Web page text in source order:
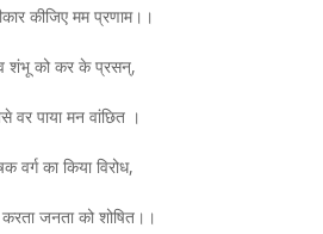
कीजिए मम प्रणाम।।
शंभू को कर के प्रसन्,
वर पाया मन वांछित ।
वर्ग का किया विरोध,
जनता को शोषित।।
प्रभाकर सम्मान 2026 से
July 26, 2026
से गहरे जुड़ाव के बि…